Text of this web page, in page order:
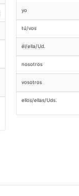
yo
tú/vos
él/ella/Ud.
nosotros
vosotros
ellos/ellas/Uds.